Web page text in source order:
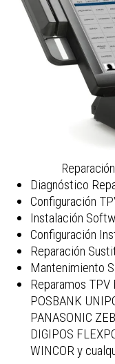
Diagnóstico
Configuración
Instalación
Configuración
Reparación
Mantenimiento
Reparamos TPV
POSBANK
PANASONIC
DIGIPOS
WINCOR y